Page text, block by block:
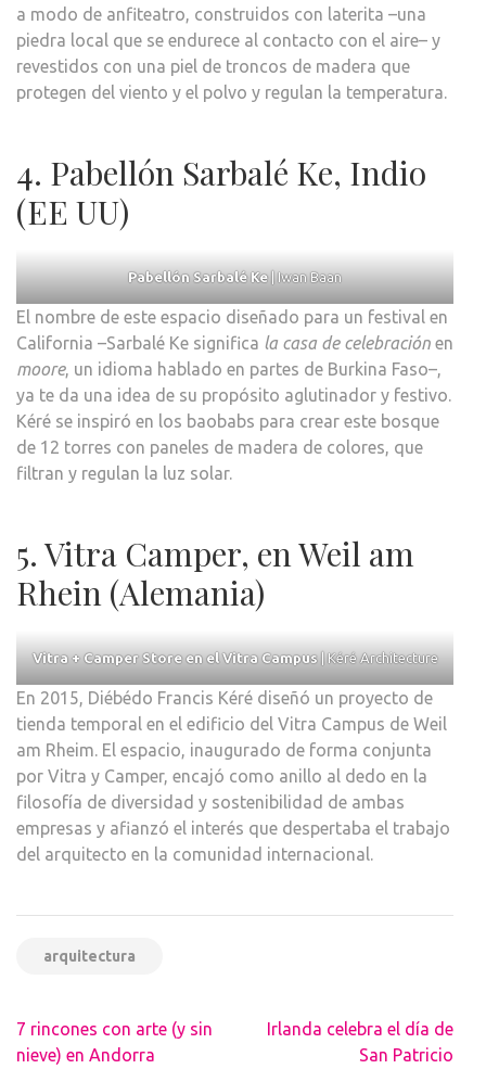
a modo de anfiteatro, construidos con laterita –una
piedra local que se endurece al contacto con el aire– y
revestidos con una piel de troncos de madera que
protegen del viento y el polvo y regulan la temperatura.
4. Pabellón Sarbalé Ke, Indio
(EE UU)
Pabellón Sarbalé Ke| Iwan Baan
El nombre de este espacio diseñado para un festival en
California –Sarbalé Ke significa la casa de celebración en
moore, un idioma hablado en partes de Burkina Faso–,
ya te da una idea de su propósito aglutinador y festivo.
Kéré se inspiró en los baobabs para crear este bosque
de 12 torres con paneles de madera de colores, que
filtran y regulan la luz solar.
5. Vitra Camper, en Weil am
Rhein (Alemania)
Vitra + Camper Store en el Vitra Campus| Kéré Architecture
En 2015, Diébédo Francis Kéré diseñó un proyecto de
tienda temporal en el edificio del Vitra Campus de Weil
am Rheim. El espacio, inaugurado de forma conjunta
por Vitra y Camper, encajó como anillo al dedo en la
filosofía de diversidad y sostenibilidad de ambas
empresas y afianzó el interés que despertaba el trabajo
del arquitecto en la comunidad internacional.
arquitectura
Navegación
de
7 rincones con arte (y sin
nieve) en Andorra
Irlanda celebra el día de
San Patricio